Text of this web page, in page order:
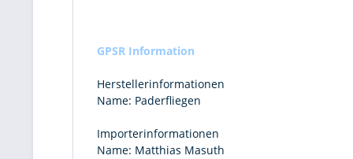
GPSR Information
Herstellerinformationen
Name: Paderfliegen
Importerinformationen
Name: Matthias Masuth